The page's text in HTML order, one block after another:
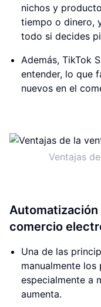
nichos y
tiempo o dinero,
todo si decides
Además, TikTok
entender, lo que
nuevos en el
Ventajas
Automatización
comercio
Una de las
manualmente
especialmente a
aumenta.